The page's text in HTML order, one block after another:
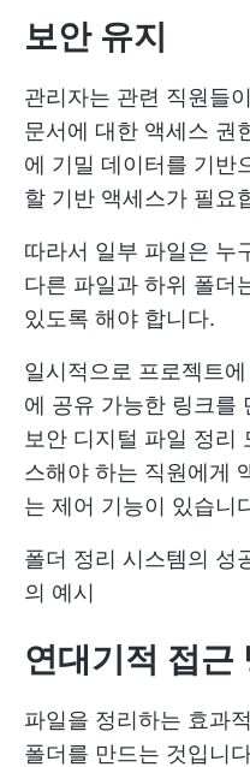
보안 유지
관리자는 관련 직원들
문서에 대한 액세스 권
에 기밀 데이터를 기반
할 기반 액세스가 필요
따라서 일부 파일은 누
다른 파일과 하위 폴더
있도록 해야 합니다.
일시적으로 프로젝트
에 공유 가능한 링크를
보안 디지털 파일 정리
스해야 하는 직원에게
는 제어 기능이 있습니
폴더 정리 시스템의 성
의 예시
연대기적 접근
파일을 정리하는 효과
폴더를 만드는 것입니